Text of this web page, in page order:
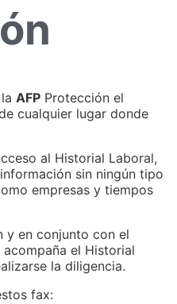
AFP Protección el
cualquier lugar donde
al Historial Laboral,
sin ningún tipo
empresas y tiempos
y en conjunto con el
el Historial
la diligencia.
fax: